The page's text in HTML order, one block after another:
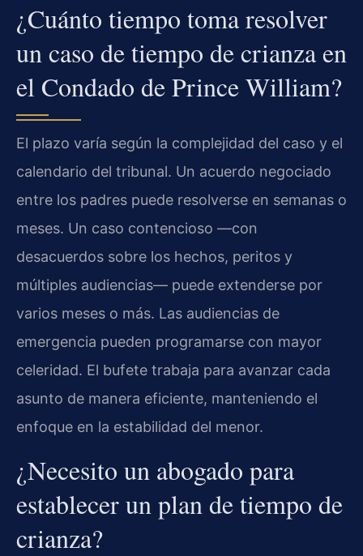
¿Cuánto tiempo toma resolver
un caso de tiempo de crianza en
el Condado de Prince William?
El plazo varía según la complejidad del caso y el
calendario del tribunal. Un acuerdo negociado
entre los padres puede resolverse en semanas o
meses. Un caso contencioso —con
desacuerdos sobre los hechos, peritos y
múltiples audiencias— puede extenderse por
varios meses o más. Las audiencias de
emergencia pueden programarse con mayor
celeridad. El bufete trabaja para avanzar cada
asunto de manera eficiente, manteniendo el
enfoque en la estabilidad del menor.
¿Necesito un abogado para
establecer un plan de tiempo de
crianza?